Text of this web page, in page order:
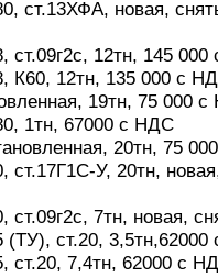
ст.13ХФА, новая,
ст.09г2с, 12тн, 145
К60, 12тн, 135 000 с
19тн, 75 000
1тн, 67000 с НДС
20тн, 75
ст.17Г1С-У, 20тн,
ст.09г2с, 7тн, новая,
(ТУ), ст.20,
ст.20, 7,4тн, 62000 с